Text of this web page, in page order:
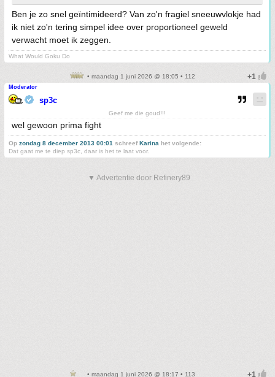
Ben je zo snel geïntimideerd? Van zo'n fragiel sneeuwvlokje had
ik niet zo'n tering simpel idee over proportioneel geweld
verwacht moet ik zeggen.
What Would Goku Do
• maandag 1 juni 2026 @ 18:05 • 112
Moderator
sp3c
Geef me die goud!!!
wel gewoon prima fight
Op zondag 8 december 2013 00:01 schreefKarina het volgende:
Dat gaat me te diep sp3c, daar is het te laat voor.
▼ Advertentie door Refinery89
• maandag 1 juni 2026 @ 18:17 • 113